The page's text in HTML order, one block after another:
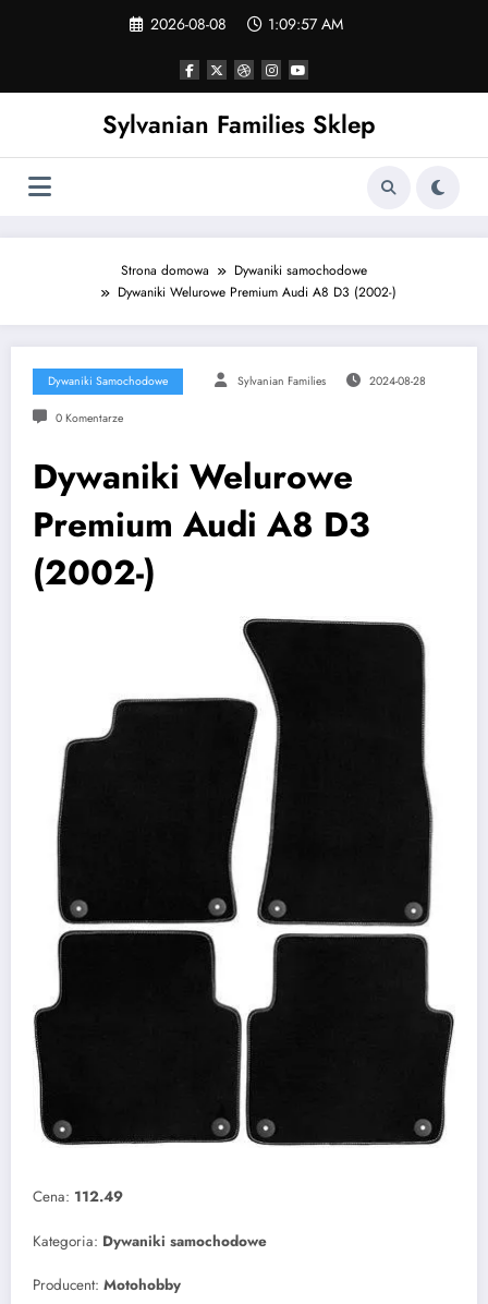
2026-08-08 1:09:57 AM
Sylvanian Families Sklep
Strona domowa
Dywaniki samochodowe
Dywaniki Welurowe Premium Audi A8 D3 (2002-)
Dywaniki Samochodowe Sylvanian Families 2024-08-28
0 Komentarze
Dywaniki Welurowe
Premium Audi A8 D3
(2002-)
Cena: 112.49
Kategoria: Dywaniki samochodowe
Producent: Motohobby